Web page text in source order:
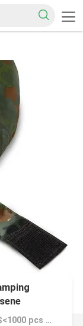
Preis：11.5$<1000 pcs ,10.5>1000pcs